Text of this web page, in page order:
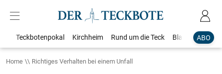
ABO
Teckbotenpokal Kirchheim Rund um die Teck Blaulicht
Home Richtiges Verhalten bei einem Unfall